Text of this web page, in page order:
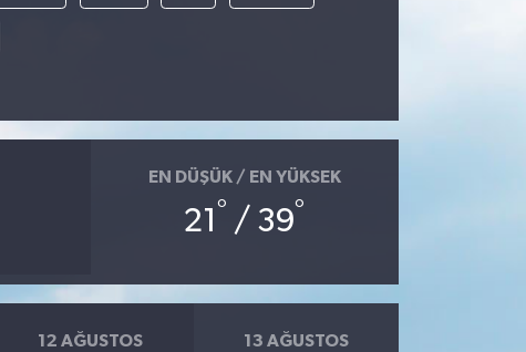
EN DÜŞÜK / EN YÜKSEK
21 ° / 39°
12 AĞUSTOS 13 AĞUSTOS